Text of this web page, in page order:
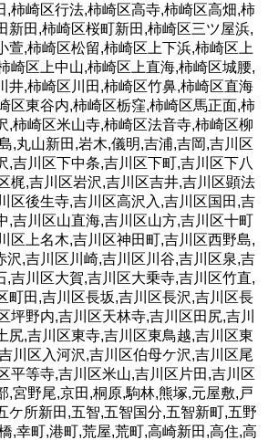
,柿崎区行法,柿崎区高寺,柿崎区高畑,柿
新田,柿崎区桜町新田,柿崎区三ツ屋浜,
萱,柿崎区松留,柿崎区上下浜,柿崎区上
崎区上中山,柿崎区上直海,柿崎区城腰,
井,柿崎区川田,柿崎区竹鼻,柿崎区直海
区東谷内,柿崎区栃窪,柿崎区馬正面,柿
,柿崎区米山寺,柿崎区法音寺,柿崎区柳
,丸山新田,岩木,儀明,吉浦,吉岡,吉川区
,吉川区下中条,吉川区下町,吉川区下八
梶,吉川区岩沢,吉川区吉井,吉川区顕法
区後生寺,吉川区高沢入,吉川区国田,吉
,吉川区山直海,吉川区山方,吉川区十町
区上名木,吉川区神田町,吉川区西野島,
沢,吉川区川崎,吉川区川谷,吉川区泉,吉
,吉川区大賀,吉川区大乗寺,吉川区竹直,
町田,吉川区長坂,吉川区長沢,吉川区長
坪野内,吉川区天林寺,吉川区田尻,吉川
尻,吉川区東寺,吉川区東鳥越,吉川区東
川区入河沢,吉川区伯母ケ沢,吉川区尾
平等寺,吉川区米山,吉川区片田,吉川区
,宮野尾,京田,桐原,駒林,熊塚,元屋敷,戸
ケ所新田,五智,五智国分,五智新町,五野
,幸町,港町,荒屋,荒町,高崎新田,高住,高